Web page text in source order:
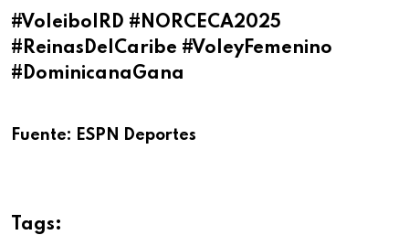
#VoleibolRD #NORCECA2025
#ReinasDelCaribe #VoleyFemenino
#DominicanaGana
Fuente: ESPN Deportes
Tags: